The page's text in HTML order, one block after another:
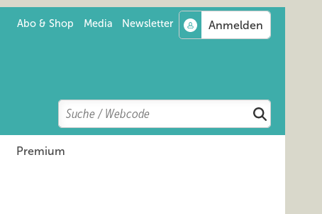
Abo & Shop Media Newsletter
Search
Suchen
Premium